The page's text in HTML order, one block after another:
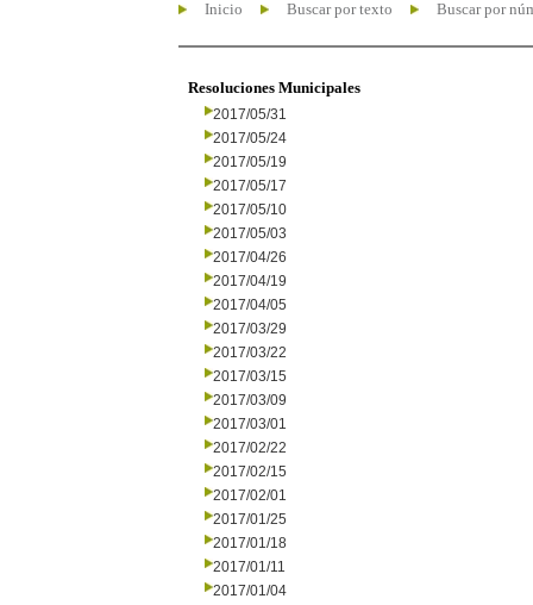
Inicio Buscar por texto Buscar por
Resoluciones Municipales
2017/05/31
2017/05/24
2017/05/19
2017/05/17
2017/05/10
2017/05/03
2017/04/26
2017/04/19
2017/04/05
2017/03/29
2017/03/22
2017/03/15
2017/03/09
2017/03/01
2017/02/22
2017/02/15
2017/02/01
2017/01/25
2017/01/18
2017/01/11
2017/01/04